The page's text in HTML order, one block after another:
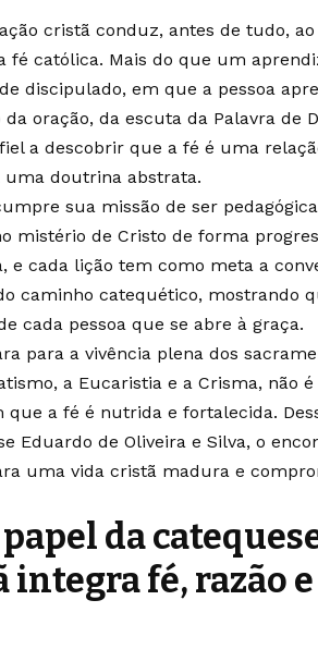
cristã conduz, antes de tudo,
fé católica. Mais do que um
discipulado, em que a pessoa
oração, da escuta da Palavra de
a descobrir que a fé é uma
uma doutrina abstrata.
sua missão de ser
mistério de Cristo de forma
e cada lição tem como meta a
caminho catequético, mostrando
cada pessoa que se abre à graça.
para a vivência plena dos
a Eucaristia e a Crisma, não
a fé é nutrida e fortalecida.
Eduardo de Oliveira e Silva, o
uma vida cristã madura e
da
fé, razão